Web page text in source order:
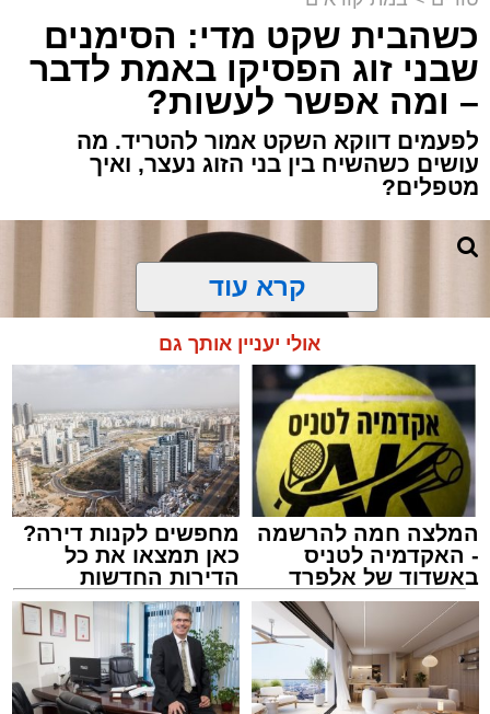
כשהבית שקט מדי: הסימנים
שבני זוג הפסיקו באמת לדבר
– ומה אפשר לעשות?
לפעמים דווקא השקט אמור להטריד. מה
עושים כשהשיח בין בני הזוג נעצר, ואיך
מטפלים?
צילום: באדיבות המצלם
הרב שנהב עסיס / 17:34 29.07.26
קרא עוד
אולי יעניין אותך גם
המלצה חמה להרשמה
- האקדמיה לטניס
באשדוד של אלפרד
קריאולנסקי - לילדים
מחפשים לקנות דירה?
כאן תמצאו את כל
הדירות החדשות
למכירה באשדוד >>>